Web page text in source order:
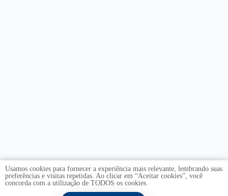
Usamos cookies para fornecer a experiência mais relevante, lembrando suas
preferências e visitas repetidas. Ao clicar em “Aceitar cookies”, você
concorda com a utilização de TODOS os cookies.